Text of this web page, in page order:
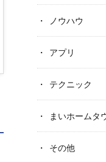
ノウハウ
アプリ
テクニック
まいホームタ
その他